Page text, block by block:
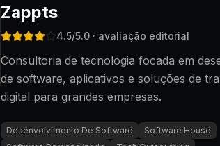
Zappts
4.5/5.0 · avaliação editorial
Consultoria de tecnologia focada em
de software, aplicativos e soluções de
digital para grandes empresas.
Desenvolvimento De Software
Software House